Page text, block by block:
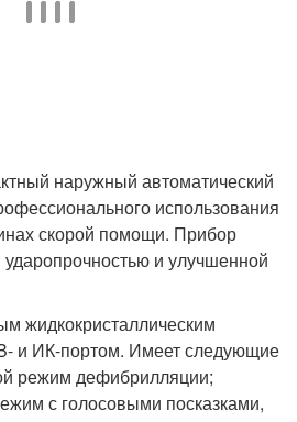
наружный автоматический
использования
скорой помощи. Прибор
и улучшенной
жидкокристаллическим
и ИК-портом. Имеет следующие
режим дефибрилляции;
с голосовыми посказками,